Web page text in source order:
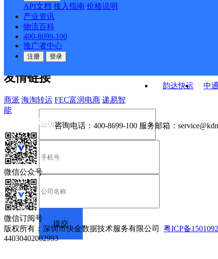
API文档 接入指南 价格说明
产业资讯
物流百科
400-8699-100
推广者中心
注册 登录
韵达快运
中
关于我们
公司介绍 企业动态
合作伙伴 快递鸟接口服务协议
户隐私政策
友情链接
商派 海淘转运 FEC富润电商 递易智
能
咨询电话： 400-8699-100 服务邮箱：
微信公众号
微信订阅号
版权所有：深圳市快金数据技术服务有限公司 粤ICP备
44030402002993